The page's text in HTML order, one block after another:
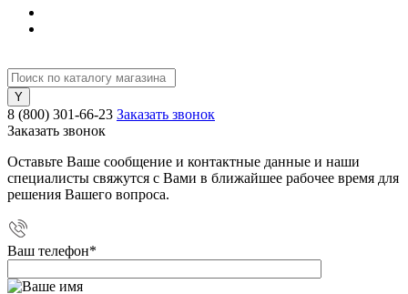
8 (800) 301-66-23 Заказать звонок
Заказать звонок
Оставьте Ваше сообщение и контактные данные и наши
специалисты свяжутся с Вами в ближайшее рабочее время для
решения Вашего вопроса.
Ваш телефон*